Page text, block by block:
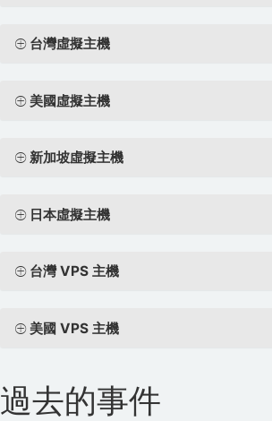
台灣虛擬主機
美國虛擬主機
新加坡虛擬主機
日本虛擬主機
台灣 VPS 主機
美國 VPS 主機
過去的事件